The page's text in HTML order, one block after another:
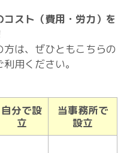
コスト（費用・労力）を
方は、ぜひともこちらの
用ください。
自分で設
立
当事務所で
設立